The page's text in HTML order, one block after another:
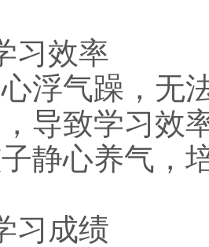
习效率
浮气躁，无
导致学习效
静心养气，
习成绩